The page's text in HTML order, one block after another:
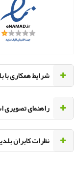
‌شرایط همکاری با
راهنمای تصویری
نظرات کابران